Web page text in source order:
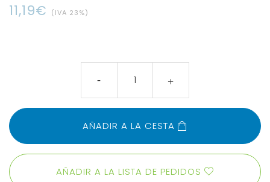
11,19€ (IVA 23%)
AÑADIR A LA LISTA DE PEDIDOS
AÑADIR A LA CESTA